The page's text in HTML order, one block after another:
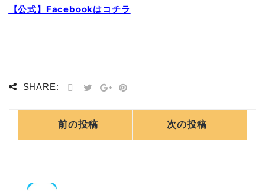
【公式】Facebookはコチラ
SHARE:
前の投稿 次の投稿